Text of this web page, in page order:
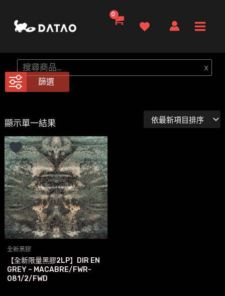
要
內
Menu
搜
尋
x
篩選
顯示單一結果
全新黑膠
【全新限量黑膠2LP】DIR EN
GREY – MACABRE/FWR-
081/2/FWD